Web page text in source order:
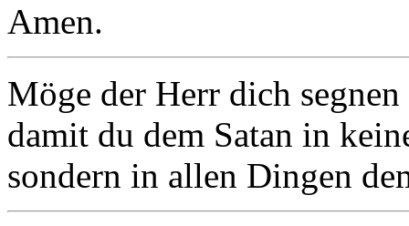
Amen.
Möge der Herr dich
damit du dem Satan in
sondern in allen Dingen